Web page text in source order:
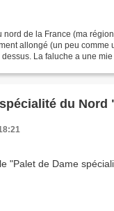
nord de la France (ma
allongé (un peu comme
La faluche a une
du Nord